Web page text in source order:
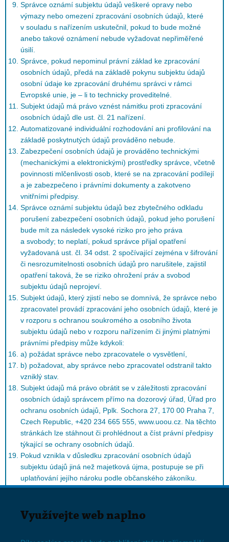
Správce oznámí subjektu údajů veškeré opravy nebo
výmazy nebo omezení zpracování osobních údajů, které
v souladu s nařízením uskutečnil, pokud to bude možné
anebo takové oznámení nebude vyžadovat nepřiměřené
úsilí.
Správce, pokud nepominul právní základ ke zpracování
osobních údajů, předá na základě pokynu subjektu údajů
osobní údaje ke zpracování druhému správci v rámci
Evropské unie, je – li to technicky proveditelné.
Subjekt údajů má právo vznést námitku proti zpracování
osobních údajů dle ust. čl. 21 nařízení.
Automatizované individuální rozhodování ani profilování na
základě poskytnutých údajů prováděno nebude.
Zabezpečení osobních údajů je prováděno technickými
(mechanickými a elektronickými) prostředky správce, včetně
povinnosti mlčenlivosti osob, které se na zpracování podílejí
a je zabezpečeno i právními dokumenty a zakotveno
vnitřními předpisy.
Správce oznámí subjektu údajů bez zbytečného odkladu
porušení zabezpečení osobních údajů, pokud jeho porušení
bude mít za následek vysoké riziko pro jeho práva
a svobody; to neplatí, pokud správce přijal opatření
vyžadovaná ust. čl. 34 odst. 2 spočívající zejména v šifrování
či nesrozumitelnosti osobních údajů pro narušitele, zajistil
opatření taková, že se riziko ohrožení práv a svobod
subjektu údajů neprojeví.
Subjekt údajů, který zjistí nebo se domnívá, že správce nebo
zpracovatel provádí zpracování jeho osobních údajů, které je
v rozporu s ochranou soukromého a osobního života
subjektu údajů nebo v rozporu nařízením či jinými platnými
právními předpisy může kdykoli:
a) požádat správce nebo zpracovatele o vysvětlení,
b) požadovat, aby správce nebo zpracovatel odstranil takto
vzniklý stav.
Subjekt údajů má právo obrátit se v záležitosti zpracování
osobních údajů správcem přímo na dozorový úřad, Úřad pro
ochranu osobních údajů, Pplk. Sochora 27, 170 00 Praha 7,
Czech Republic, +420 234 665 555, www.uoou.cz. Na těchto
stránkách lze stáhnout či prohlédnout a číst právní předpisy
týkající se ochrany osobních údajů.
Pokud vznikla v důsledku zpracování osobních údajů
subjektu údajů jiná než majetková újma, postupuje se při
uplatňování jejího nároku podle občanského zákoníku.
Podněty a žádosti subjektu údajů vykoná správce bezplatně.
případech oprávněn požadovat přiměřenou úhradu nákladů.
Využívejte web naplno